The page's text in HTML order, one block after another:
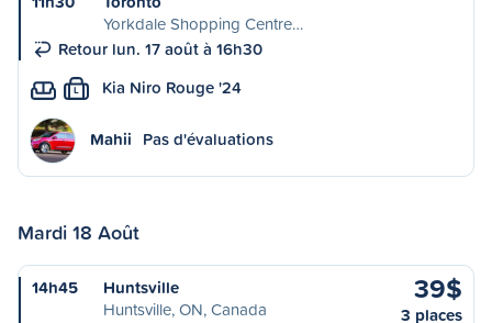
Yorkdale Shopping Centre…
Retour lun. 17 août à 16h30
L Kia Niro Rouge '24
Mahii Pas d'évaluations
Mardi 18 Août
14h45
Huntsville
Huntsville, ON, Canada
39$
3 places